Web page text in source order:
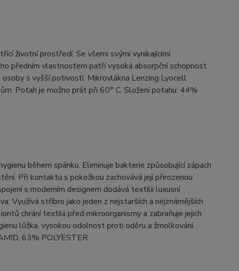
životní prostředí. Se všemi svými vynikajícími
předním vlastnostem patří vysoká absorpční schopnost
s vyšší potivostí. Mikrovlákna Lenzing Lyocell
Potah je možno prát při 60° C. Složení potahu: 44%
během spánku. Eliminuje bakterie způsobující zápach
Při kontaktu s pokožkou zachovává její přirozenou
s moderním designem dodává textilii luxusní
Využívá stříbro jako jeden z nejstarších a nejznámějších
chrání textilii před mikroorganismy a zabraňuje jejich
lůžka, vysokou odolnost proti oděru a žmolkování.
63% POLYESTER.